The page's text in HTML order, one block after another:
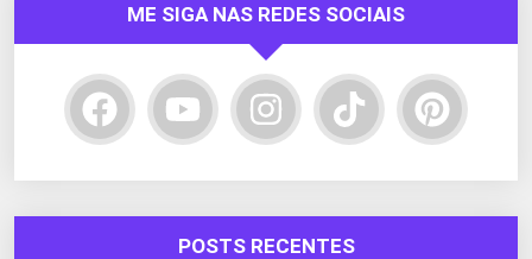
ME SIGA NAS REDES SOCIAIS
POSTS RECENTES